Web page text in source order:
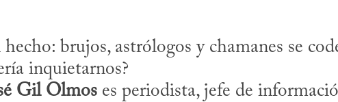
hecho: brujos, astrólogos y chamanes se
inquietarnos?
Gil Olmos es periodista, jefe de